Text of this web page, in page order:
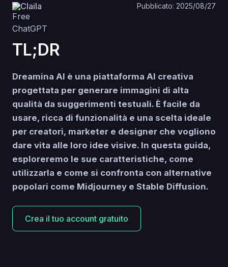
Claila Pubblicato: 2025/08/27
TL;DR
Dreamina AI è una piattaforma AI creativa
progettata per generare immagini di alta
qualità da suggerimenti testuali. È facile da
usare, ricca di funzionalità e una scelta ideale
per creatori, marketer e designer che vogliono
dare vita alle loro idee visive. In questa guida,
esploreremo le sue caratteristiche, come
utilizzarla e come si confronta con alternative
popolari come Midjourney e Stable Diffusion.
Crea il tuo account gratuito